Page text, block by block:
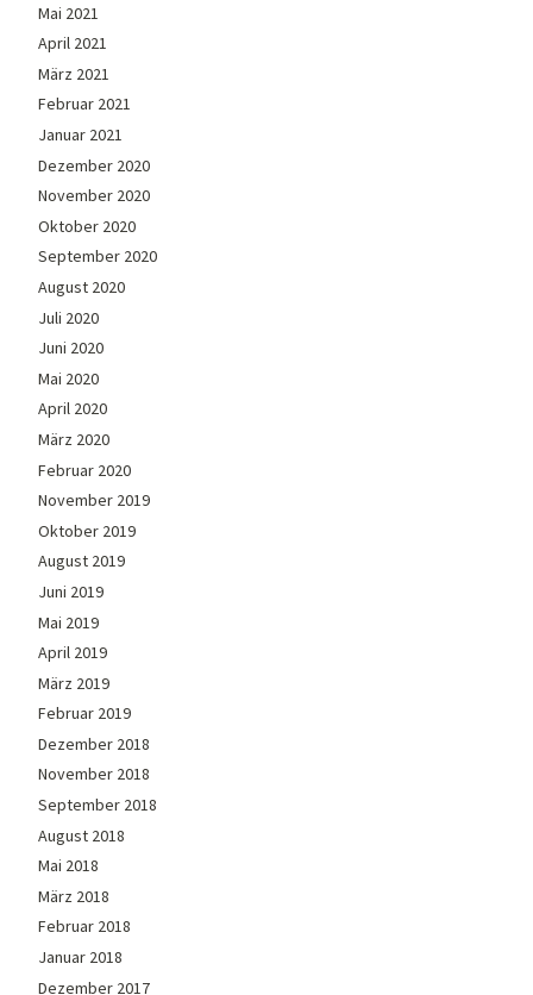
Mai 2021
April 2021
März 2021
Februar 2021
Januar 2021
Dezember 2020
November 2020
Oktober 2020
September 2020
August 2020
Juli 2020
Juni 2020
Mai 2020
April 2020
März 2020
Februar 2020
November 2019
Oktober 2019
August 2019
Juni 2019
Mai 2019
April 2019
März 2019
Februar 2019
Dezember 2018
November 2018
September 2018
August 2018
Mai 2018
März 2018
Februar 2018
Januar 2018
Dezember 2017